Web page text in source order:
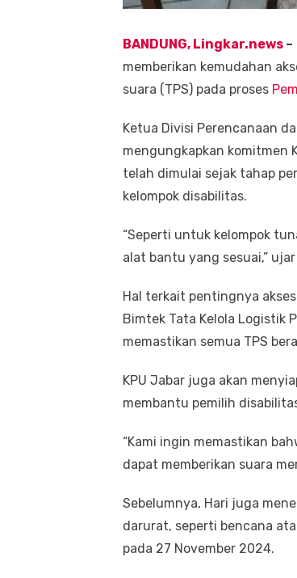
BANDUNG, Lingkar.news –
memberikan kemudahan
suara (TPS) pada proses
Ketua Divisi Perencanaan
mengungkapkan komitmen
telah dimulai sejak tahap
kelompok disabilitas.
“Seperti untuk kelompok
alat bantu yang sesuai,”
Hal terkait pentingnya
Bimtek Tata Kelola Logistik
memastikan semua TPS
KPU Jabar juga akan
membantu pemilih
“Kami ingin memastikan
dapat memberikan suara
Sebelumnya, Hari juga
darurat, seperti bencana
pada 27 November 2024.